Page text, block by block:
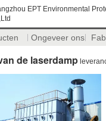
EPT Environmental
Ongeveer ons
de laserdamp